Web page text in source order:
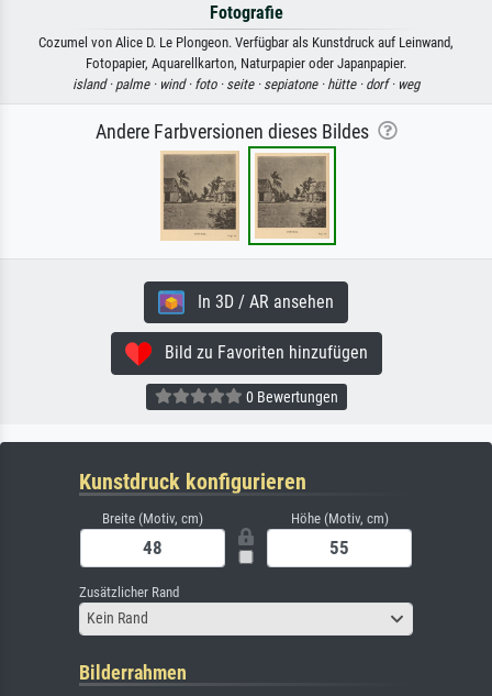
Fotografie
Cozumel von Alice D. Le Plongeon. Verfügbar als Kunstdruck auf Leinwand,
Fotopapier, Aquarellkarton, Naturpapier oder Japanpapier.
island · palme · wind · foto · seite · sepiatone · hütte · dorf · weg
Andere Farbversionen dieses Bildes
In 3D / AR ansehen
Bild zu Favoriten hinzufügen
0 Bewertungen
Kunstdruck konfigurieren
Breite (Motiv, cm) Höhe (Motiv, cm)
Zusätzlicher Rand
Kein Rand
Bilderrahmen